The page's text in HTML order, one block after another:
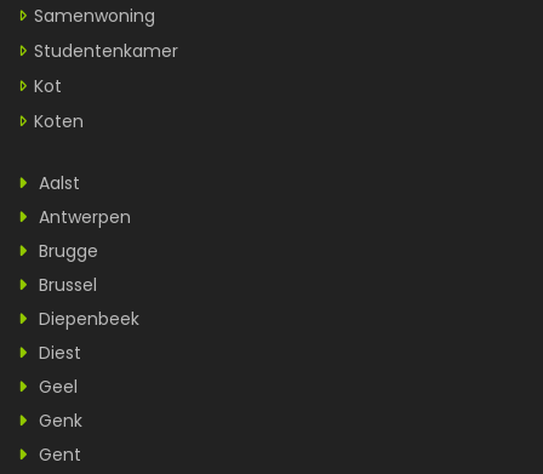
Samenwoning
Studentenkamer
Kot
Koten
Aalst
Antwerpen
Brugge
Brussel
Diepenbeek
Diest
Geel
Genk
Gent